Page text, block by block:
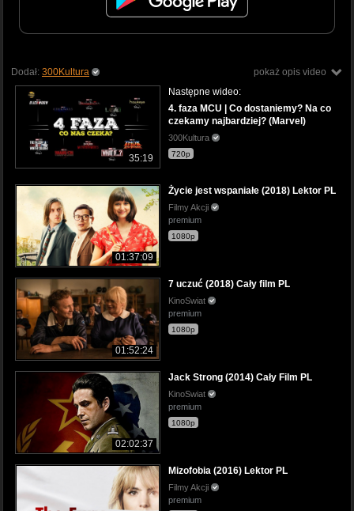
pokaż opis video
Dodał: 300Kultura
35:19
Następne wideo:
4. faza MCU | Co dostaniemy? Na co
czekamy najbardziej? (Marvel)
300Kultura
720p
01:37:09
Życie jest wspaniałe (2018) Lektor PL
Filmy Akcji
premium
1080p
01:52:24
7 uczuć (2018) Cały film PL
KinoSwiat
premium
1080p
02:02:37
Jack Strong (2014) Cały Film PL
KinoSwiat
premium
1080p
Mizofobia (2016) Lektor PL
Filmy Akcji
premium